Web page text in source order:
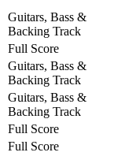
Guitars, Bass &
Backing Track
Full Score
Guitars, Bass &
Backing Track
Guitars, Bass &
Backing Track
Full Score
Full Score